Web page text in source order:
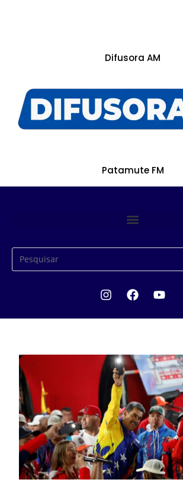
Difusora AM
Patamute FM